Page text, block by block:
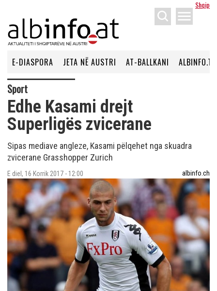
Shqip
menu
E-DIASPORA JETA NË AUSTRI AT-BALLKANI ALBINFO.TV
Sport
Edhe Kasami drejt
Superligës zvicerane
Sipas mediave angleze, Kasami pëlqehet nga skuadra
zvicerane Grasshopper Zurich
E diel, 16 Korrik 2017 - 12:00 albinfo.ch